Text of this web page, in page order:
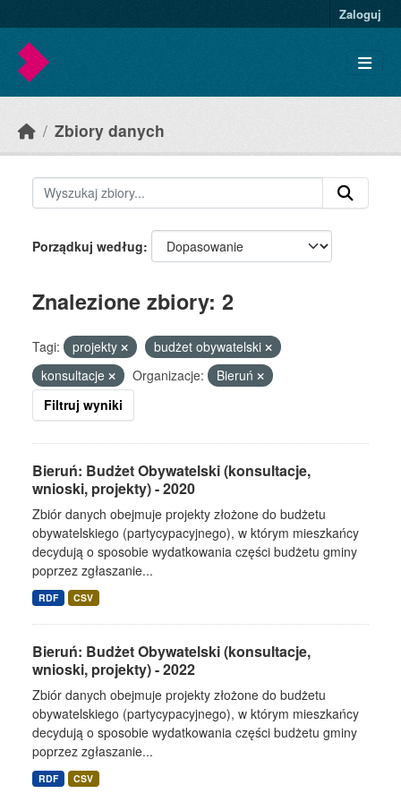
Zaloguj
Zbiory danych
Porządkuj według
Znalezione zbiory: 2
Tagi: projekty
budżet obywatelski
konsultacje
Organizacje:
Bieruń
Filtruj wyniki
Bieruń: Budżet Obywatelski (konsultacje,
wnioski, projekty) - 2020
Zbiór danych obejmuje projekty złożone do budżetu
obywatelskiego (partycypacyjnego), w którym mieszkańcy
decydują o sposobie wydatkowania części budżetu gminy
poprzez zgłaszanie...
RDF CSV
Bieruń: Budżet Obywatelski (konsultacje,
wnioski, projekty) - 2022
Zbiór danych obejmuje projekty złożone do budżetu
obywatelskiego (partycypacyjnego), w którym mieszkańcy
decydują o sposobie wydatkowania części budżetu gminy
poprzez zgłaszanie...
RDF CSV